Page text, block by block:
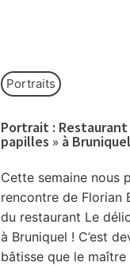
Portraits
Portrait :
papilles » à Bruniquel
Cette semaine nous
rencontre de Florian
du restaurant Le
à Bruniquel ! C’est
bâtisse que le